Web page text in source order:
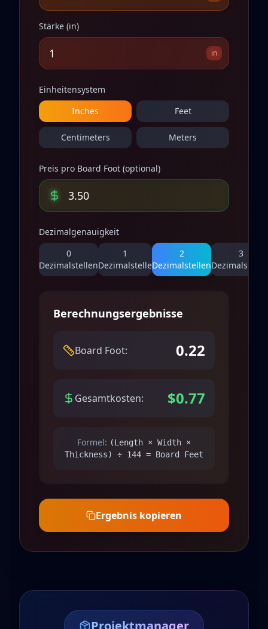
Stärke (in)
in
Einheitensystem
Inches
Feet
Centimeters Meters
Preis pro Board Foot (optional)
Dezimalgenauigkeit
0
Dezimalstellen
1
Dezimalstelle
2
Dezimalstellen
3
Berechnungsergebnisse
Board Foot: 0.22
Gesamtkosten: $0.77
Formel: (Length × Width ×
Thickness) ÷ 144 = Board Feet
Ergebnis kopieren
Projektmanager